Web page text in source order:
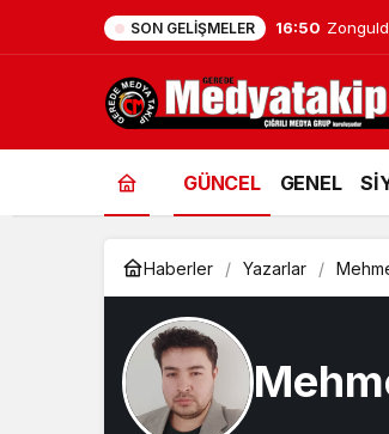
SON GELIŞMELER 16:48
GÜNCEL GENEL
Haberler Yazarlar